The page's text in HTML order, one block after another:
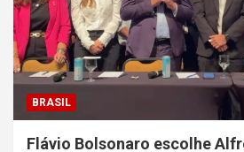
BRASIL
Flávio Bolsonaro escolhe